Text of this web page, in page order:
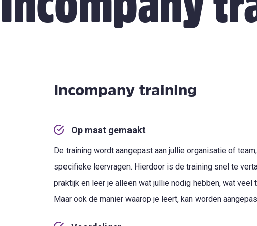
Incompany training
Op maat gemaakt
De training wordt aangepast aan jullie organisatie of
specifieke leervragen. Hierdoor is de training snel te
praktijk en leer je alleen wat jullie nodig hebben, wat veel
Maar ook de manier waarop je leert, kan worden